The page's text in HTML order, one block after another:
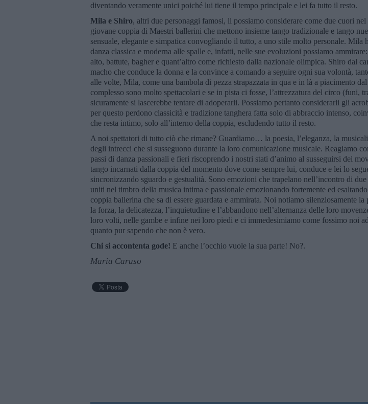
diventando veramente unici poiché lui tiene il tempo principale e lei fa tutto il resto.
Mila e Shiro, altri due personaggi famosi, li possiamo considerare come due cuori nel
giovane coppia di Maestri ballerini che mettono insieme tango tradizionale e tango
sensuale, elegante e simpatica convogliando il tutto, a uno stile molto personale. Mila
danza classica e moderna alle spalle e, infatti, nelle sue evoluzioni possiamo
alto, battute, bagher e quant’altro come richiesto dalla nazionale olimpica. Shiro dal
macho che conduce la donna e la convince a comando a seguire ogni sua volontà,
alle volte, Mila, come una bambola di pezza strapazzata in qua e in là a piacimento
complesso sono molto spettacolari e se in pista ci fosse, l’attrezzatura del circo (funi,
sicuramente si lascerebbe tentare di adoperarli. Possiamo pertanto considerarli gli
per questo perdono classicità e tradizione tanghera fatta solo di abbraccio intenso,
che resta intimo, solo all’interno della coppia, escludendo tutto il resto.
A noi spettatori di tutto ciò che rimane? Guardiamo… la poesia, l’eleganza, la
degli intrecci che si susseguono durante la loro comunicazione musicale. Reagiamo
passi di danza passionali e fieri riscoprendo i nostri stati d’animo al susseguirsi dei
tango incarnati dalla coppia del momento dove come sempre lui, conduce e lei lo
sincronizzando sguardo e gestualità. Sono emozioni che trapelano nell’incontro di
uniti nel timbro della musica intima e passionale emozionando fortemente ed
coppia ballerina che sa di essere guardata e ammirata. Noi notiamo silenziosamente la
la forza, la delicatezza, l’inquietudine e l’abbandono nell’alternanza delle loro
loro volti, nelle gambe e infine nei loro piedi e ci immedesimiamo come fossimo noi
quanto pur sapendo che non è vero.
Chi si accontenta gode! E anche l’occhio vuole la sua parte! No?.
Maria Caruso